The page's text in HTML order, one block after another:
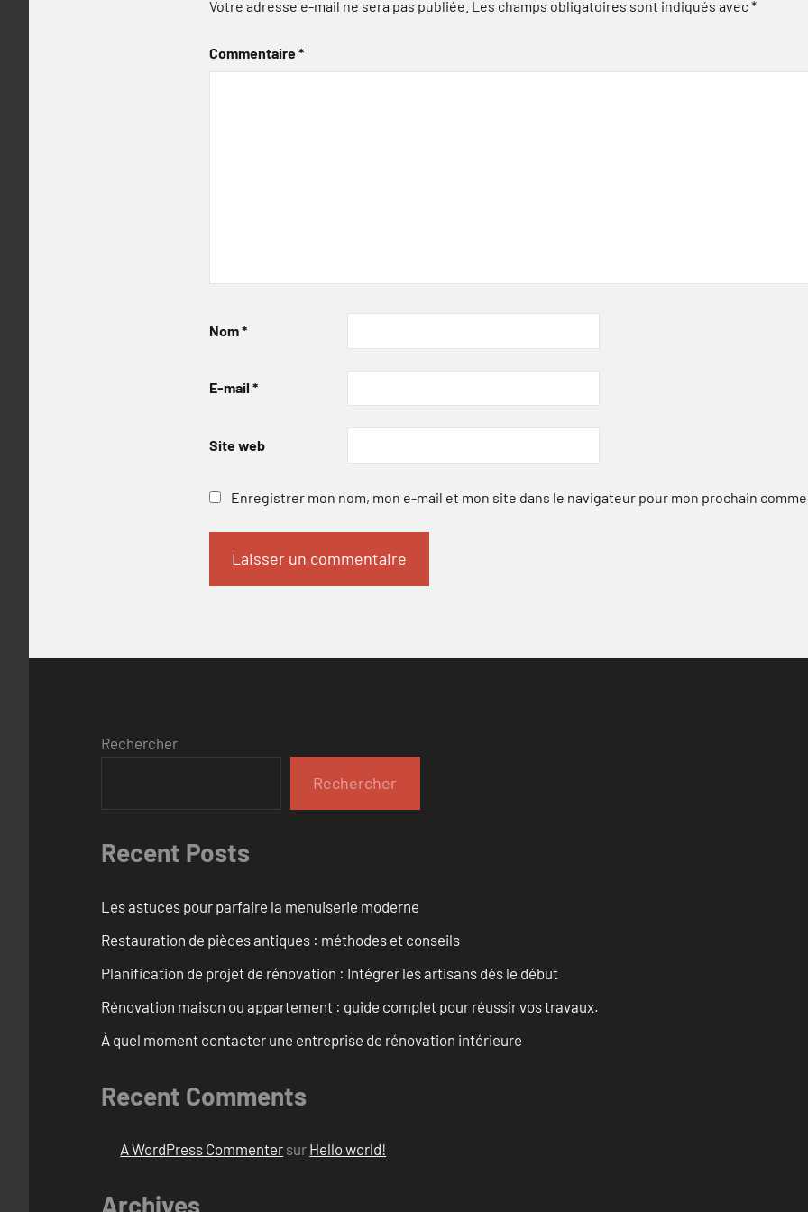
Votre adresse e-mail ne sera pas publiée. Les champs obligatoires sont indiqués avec*
Commentaire*
Nom*
E-mail *
Site web
Enregistrer mon nom, mon e-mail et mon site dans le navigateur pour mon prochain
Rechercher
Rechercher
Recent Posts
Les astuces pour parfaire la menuiserie moderne
Restauration de pièces antiques : méthodes et conseils
Planification de projet de rénovation : Intégrer les artisans dès le début
Rénovation maison ou appartement : guide complet pour réussir vos travaux.
À quel moment contacter une entreprise de rénovation intérieure
Recent Comments
A WordPress Commenter sur Hello world!
Archives